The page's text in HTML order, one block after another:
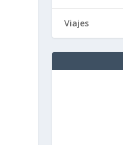
Viajes